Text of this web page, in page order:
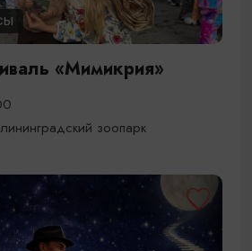
«Мимикрия»
зоопарк